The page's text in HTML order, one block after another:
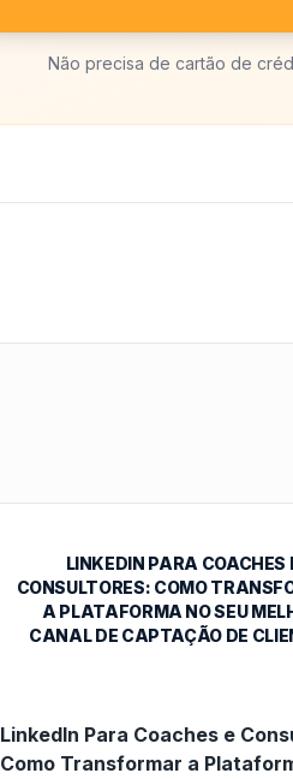
Não precisa de cartão de
LINKEDIN PARA COACHES
CONSULTORES: COMO
A PLATAFORMA NO SEU
CANAL DE CAPTAÇÃO DE
LinkedIn Para Coaches e
Como Transformar a